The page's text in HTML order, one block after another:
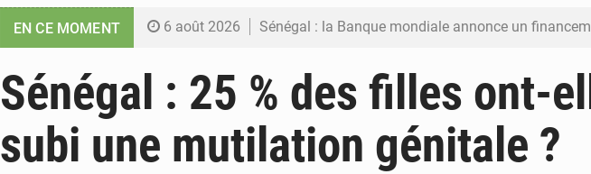
EN CE MOMENT 6 août 2026 Sénégal : la Banque mondiale annonce un financement de 340 milliards FCFA pour soutenir les priorités de
5 août 2026 Sénégal : les subventions à l’énergie bondissent à 729 milliards FCFA pour contenir les prix des
5 août 2026 Sénégal : le niveau du fleuve Sénégal poursuit sa montée à Podor, les autorités
Sénégal : 25 % des filles ont-
subi une mutilation génitale ?